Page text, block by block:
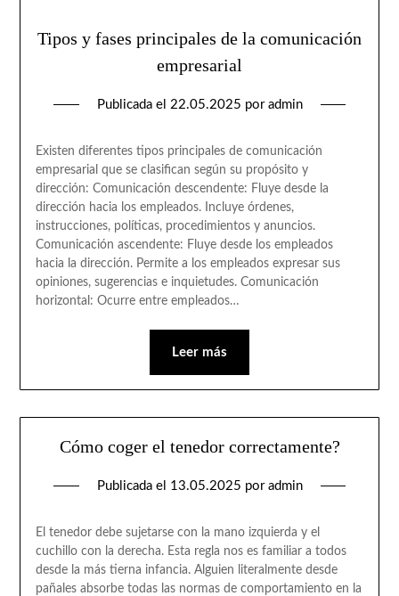
Tipos y fases principales de la comunicación
empresarial
Publicada el 22.05.2025 por admin
Existen diferentes tipos principales de comunicación
empresarial que se clasifican según su propósito y
dirección: Comunicación descendente: Fluye desde la
dirección hacia los empleados. Incluye órdenes,
instrucciones, políticas, procedimientos y anuncios.
Comunicación ascendente: Fluye desde los empleados
hacia la dirección. Permite a los empleados expresar sus
opiniones, sugerencias e inquietudes. Comunicación
horizontal: Ocurre entre empleados…
Leer más
Cómo coger el tenedor correctamente?
Publicada el 13.05.2025 por admin
El tenedor debe sujetarse con la mano izquierda y el
cuchillo con la derecha. Esta regla nos es familiar a todos
desde la más tierna infancia. Alguien literalmente desde
pañales absorbe todas las normas de comportamiento en la